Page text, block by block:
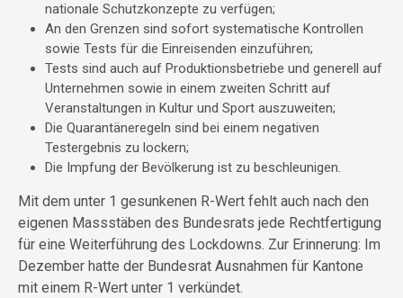
nationale Schutzkonzepte zu verfügen;
An den Grenzen sind sofort systematische Kontrollen
sowie Tests für die Einreisenden einzuführen;
Tests sind auch auf Produktionsbetriebe und generell auf
Unternehmen sowie in einem zweiten Schritt auf
Veranstaltungen in Kultur und Sport auszuweiten;
Die Quarantäneregeln sind bei einem negativen
Testergebnis zu lockern;
Die Impfung der Bevölkerung ist zu beschleunigen.
Mit dem unter 1 gesunkenen R-Wert fehlt auch nach den
eigenen Massstäben des Bundesrats jede Rechtfertigung
für eine Weiterführung des Lockdowns. Zur Erinnerung: Im
Dezember hatte der Bundesrat Ausnahmen für Kantone
mit einem R-Wert unter 1 verkündet.